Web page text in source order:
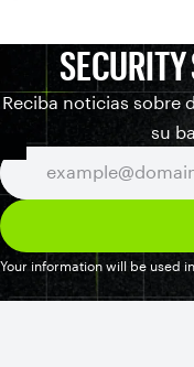
SECURITY
Reciba noticias sobre
su
Your information will be used